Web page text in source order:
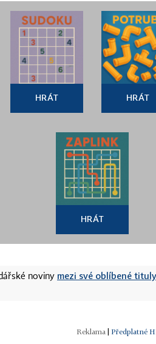
HRÁT HRÁT
HRÁT
noviny mezi své oblíbené tituly
Předplatné